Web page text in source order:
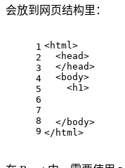
会放到网页结构里：
1
2
3
4
5
6
7
8
9
<html>
  <head>
  </head>
  <body>
    <h1>
  </body>
</html>